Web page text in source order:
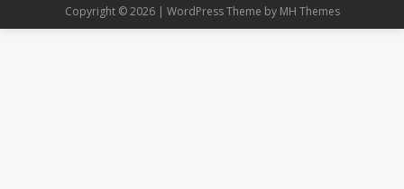
Copyright © 2026 | WordPress Theme by MH Themes